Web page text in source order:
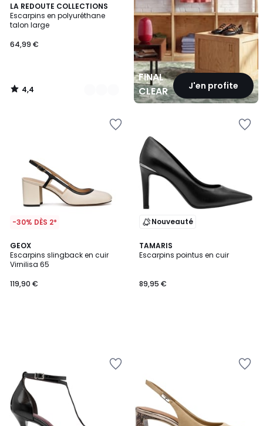
LA REDOUTE COLLECTIONS
Escarpins en polyuréthane
talon large
64,99 €
4,4
/ 5
2
Couleurs
4,4
/
FINAL
CLEARANCEJ'en profite
-30% DÈS 2*
GEOX
Escarpins slingback en cuir
Virnilisa 65
119,90 €
Nouveauté
TAMARIS
Escarpins pointus en cuir
89,95 €